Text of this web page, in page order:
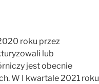
roku przez
lub
jest obecnie
W I kwartale 2021 roku